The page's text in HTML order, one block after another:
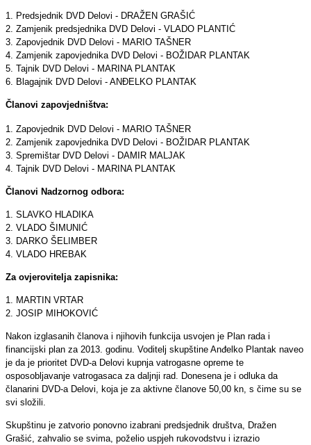
1. Predsjednik DVD Delovi - DRAŽEN GRAŠIĆ
2. Zamjenik predsjednika DVD Delovi - VLADO PLANTIĆ
3. Zapovjednik DVD Delovi - MARIO TAŠNER
4. Zamjenik zapovjednika DVD Delovi - BOŽIDAR PLANTAK
5. Tajnik DVD Delovi - MARINA PLANTAK
6. Blagajnik DVD Delovi - ANĐELKO PLANTAK
Članovi zapovjedništva:
1. Zapovjednik DVD Delovi - MARIO TAŠNER
2. Zamjenik zapovjednika DVD Delovi - BOŽIDAR PLANTAK
3. Spremištar DVD Delovi - DAMIR MALJAK
4. Tajnik DVD Delovi - MARINA PLANTAK
Članovi Nadzornog odbora:
1. SLAVKO HLADIKA
2. VLADO ŠIMUNIĆ
3. DARKO ŠELIMBER
4. VLADO HREBAK
Za ovjerovitelja zapisnika:
1. MARTIN VRTAR
2. JOSIP MIHOKOVIĆ
Nakon izglasanih članova i njihovih funkcija usvojen je Plan rada i
financijski plan za 2013. godinu. Voditelj skupštine Anđelko Plantak naveo
je da je prioritet DVD-a Delovi kupnja vatrogasne opreme te
osposobljavanje vatrogasaca za daljnji rad. Donesena je i odluka da
članarini DVD-a Delovi, koja je za aktivne članove 50,00 kn, s čime su se
svi složili.
Skupštinu je zatvorio ponovno izabrani predsjednik društva, Dražen
Grašić, zahvalio se svima, poželio uspjeh rukovodstvu i izrazio